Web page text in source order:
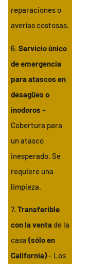
reparaciones o
averías costosas.
6. Servicio único
de emergencia
para atascos en
desagües o
inodoros –
Cobertura para
un atasco
inesperado. Se
requiere una
limpieza.
7. Transferible
con la venta de la
casa (sólo en
California)– Los